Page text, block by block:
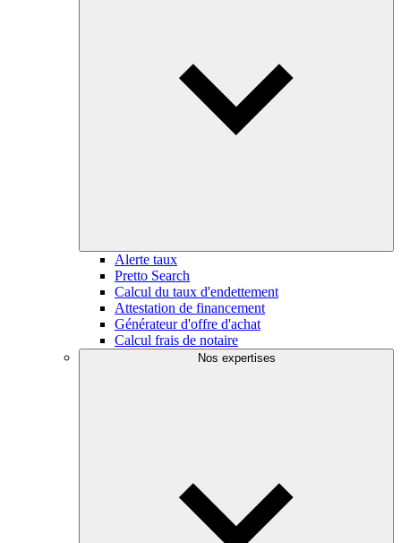
Alerte taux
Pretto Search
Calcul du taux d'endettement
Attestation de financement
Générateur d'offre d'achat
Calcul frais de notaire
Nos expertises